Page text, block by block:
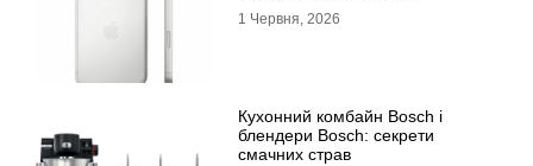
1 Червня, 2026
Кухонний комбайн Bosch і
блендери Bosch: секрети
смачних страв